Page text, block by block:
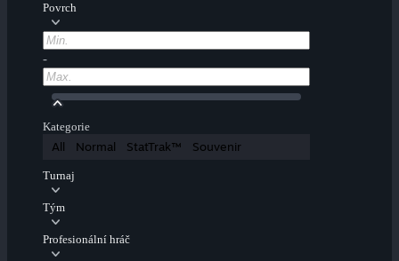
Povrch
-
Kategorie
All Normal StatTrak™ Souvenir
Turnaj
Tým
Profesionální hráč